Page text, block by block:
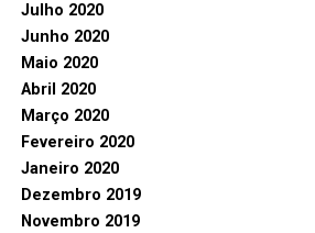
Julho 2020
Junho 2020
Maio 2020
Abril 2020
Março 2020
Fevereiro 2020
Janeiro 2020
Dezembro 2019
Novembro 2019